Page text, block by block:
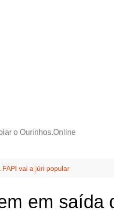
o Ourinhos.Online
vai a júri popular
em saída